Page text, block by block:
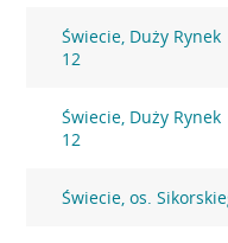
Świecie, Duży Rynek
12
Świecie, Duży Rynek
12
Świecie, os.